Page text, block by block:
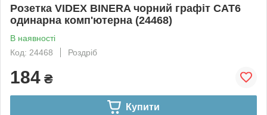
Розетка VIDEX BINERA чорний графіт CAT6
одинарна комп'ютерна (24468)
В наявності
Код: 24468
Роздріб
184 ₴
Купити